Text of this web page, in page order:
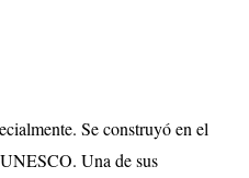
Se construyó en el
Una de sus